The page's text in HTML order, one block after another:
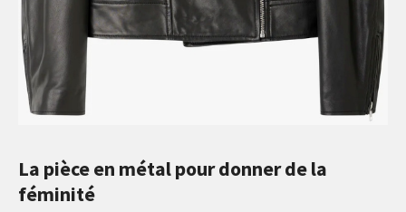
La pièce en métal pour donner de la
féminité